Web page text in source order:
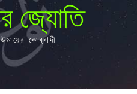
জ্যোতি
কোব্বাদী